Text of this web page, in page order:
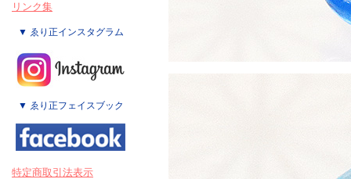
リンク集
▼ ゑり正インスタグラム
▼ ゑり正フェイスブック
特定商取引法表示